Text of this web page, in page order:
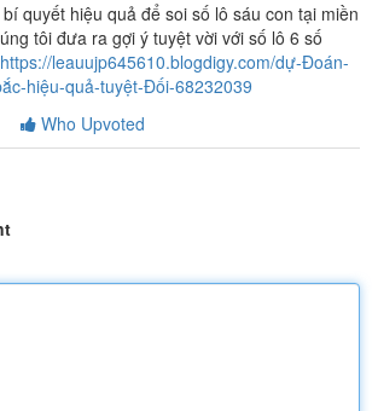
quyết hiệu quả để soi số lô sáu con tại miền
tôi đưa ra gợi ý tuyệt vời với số lô 6 số
https://leauujp645610.blogdigy.com/dự-Đoán-
hiệu-quả-tuyệt-Đối-68232039
Who Upvoted